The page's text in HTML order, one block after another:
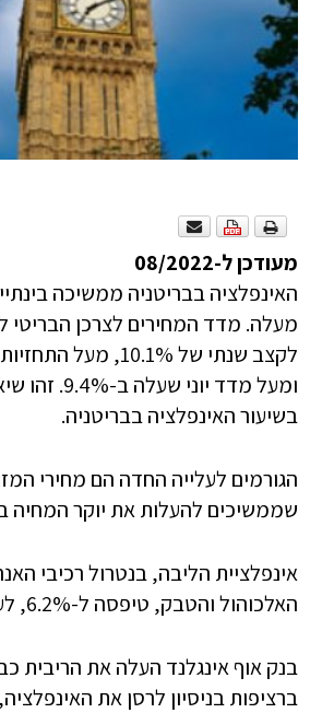
מעודכן ל-08/2022
האינפלציה בבריטניה ממשיכה
מעלה. מדד המחירים לצרכן הבריטי
בשיעור האינפלציה בבריטניה.
הגורמים לעלייה החדה הם מחירי
שממשיכים להעלות את יוקר המחיה
אינפלציית הליבה, בנטרול רכיבי
האלכוהול והטבק, טיפסה ל-6.2%, לעומת 5.8% ביוני.
בנק אוף אינגלנד העלה את הריבית
ברציפות בניסיון לרסן את